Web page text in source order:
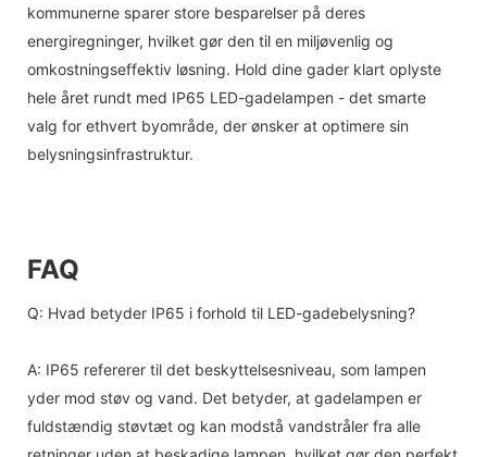
kommunerne sparer store besparelser på deres
energiregninger, hvilket gør den til en miljøvenlig og
omkostningseffektiv løsning. Hold dine gader klart oplyste
hele året rundt med IP65 LED-gadelampen - det smarte
valg for ethvert byområde, der ønsker at optimere sin
belysningsinfrastruktur.
FAQ
Q: Hvad betyder IP65 i forhold til LED-gadebelysning?
A: IP65 refererer til det beskyttelsesniveau, som lampen
yder mod støv og vand. Det betyder, at gadelampen er
fuldstændig støvtæt og kan modstå vandstråler fra alle